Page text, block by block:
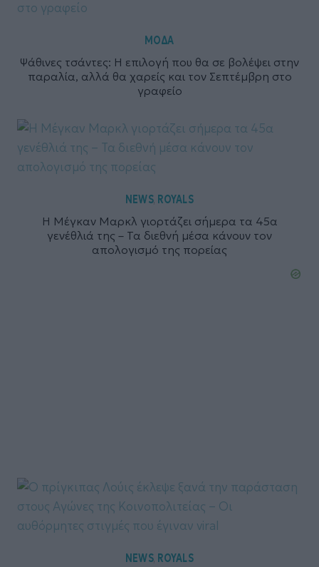
ΜΟΔΑ
Ψάθινες τσάντες: Η επιλογή που θα σε βολέψει στην
παραλία, αλλά θα χαρείς και τον Σεπτέμβρη στο
γραφείο
NEWS, ROYALS
Η Μέγκαν Μαρκλ γιορτάζει σήμερα τα 45α
γενέθλιά της – Τα διεθνή μέσα κάνουν τον
απολογισμό της πορείας
NEWS, ROYALS